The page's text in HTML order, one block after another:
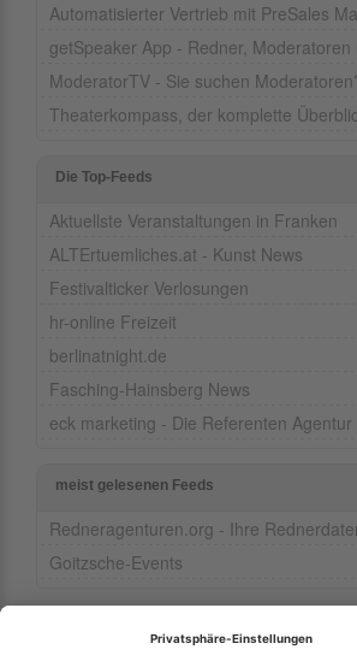
Automatisierter Vertrieb mit PreSales
getSpeaker App - Redner,
ModeratorTV - Sie suchen
Theaterkompass, der komplette
Die Top-Feeds
Aktuellste Veranstaltungen in Franken
ALTErtuemliches.at - Kunst News
Festivalticker Verlosungen
hr-online Freizeit
berlinatnight.de
Fasching-Hainsberg News
eck marketing - Die Referenten Agentur
meist gelesenen Feeds
Redneragenturen.org - Ihre
Goitzsche-Events